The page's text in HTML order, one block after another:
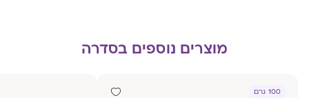
מוצרים נוספים בסדרה
100 גרם